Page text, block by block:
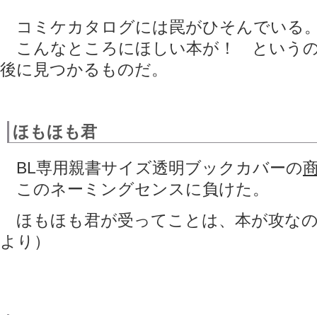
コミケカタログには罠がひそんでいる
こんなところにほしい本が！ という
後に見つかるものだ。
ほもほも君
BL専用親書サイズ透明ブックカバーの
このネーミングセンスに負けた。
ほもほも君が受ってことは、本が攻な
より）